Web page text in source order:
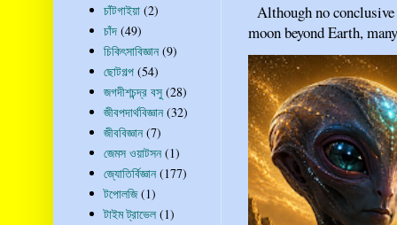
Although no
moon beyond Earth,
চাঁটগাইয়া (2)
চাঁদ (49)
চিকিৎসাবিজ্ঞান (9)
ছোটগল্প (54)
জগদীশচন্দ্র বসু (28)
জীবপদার্থবিজ্ঞান (32)
জীববিজ্ঞান (7)
জেমস ওয়াটসন (1)
জ্যোতির্বিজ্ঞান (177)
টপোলজি (1)
টাইম ট্রাভেল (1)